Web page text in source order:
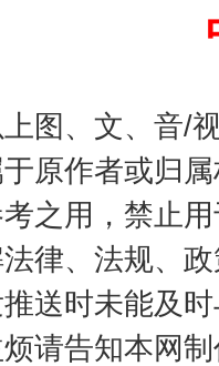
上图、文、音/
原作者或归
之用，禁止
律、法规、
送时未能及
请告知本网